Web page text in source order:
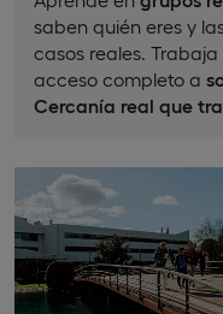
saben quién eres y
casos reales.
acceso completo a
Cercanía real que